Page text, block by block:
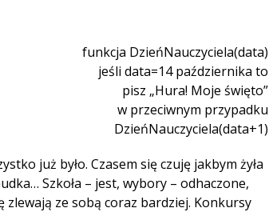
funkcja DzieńNauczyciela(data)
jeśli data=14 października to
pisz „Hura! Moje święto”
w przeciwnym przypadku
DzieńNauczyciela(data+1)
już było. Czasem się czuję jakbym żyła
Szkoła – jest, wybory – odhaczone,
zlewają ze sobą coraz bardziej. Konkursy